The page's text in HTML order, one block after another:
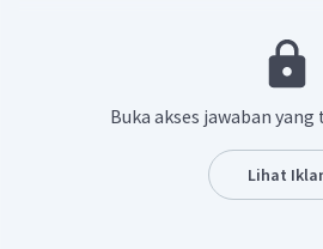
terbuka. Sebaliknya, jika
vegetasi, maka tingkat
jawaban yang paling tepat adalah
Buka akses jawaban
Lihat